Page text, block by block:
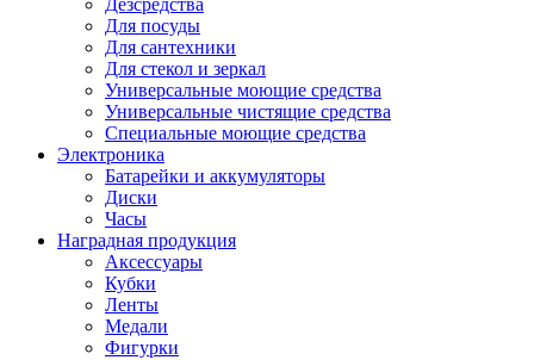
Дезсредства
Для посуды
Для сантехники
Для стекол и зеркал
Универсальные моющие средства
Универсальные чистящие средства
Специальные моющие средства
Электроника
Батарейки и аккумуляторы
Диски
Часы
Наградная продукция
Аксессуары
Кубки
Ленты
Медали
Фигурки